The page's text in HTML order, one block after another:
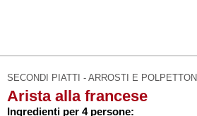
SECONDI PIATTI - ARROSTI E POLPETTONI
Arista alla francese
Ingredienti per 4 persone: